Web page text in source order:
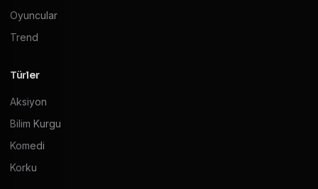
Oyuncular
Trend
Türler
Aksiyon
Bilim Kurgu
Komedi
Korku